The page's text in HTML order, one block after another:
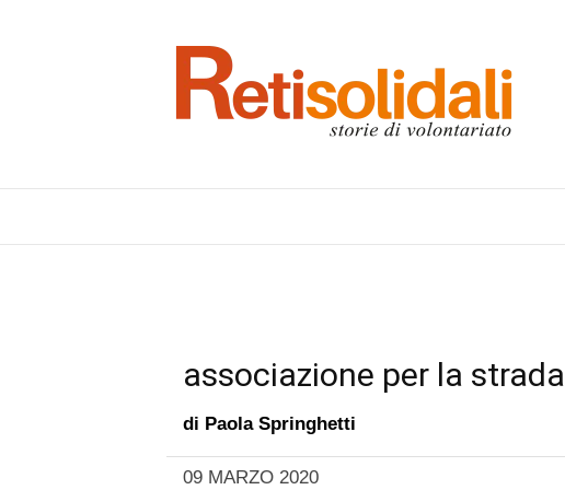
associazione per la strada
di Paola Springhetti
09 MARZO 2020